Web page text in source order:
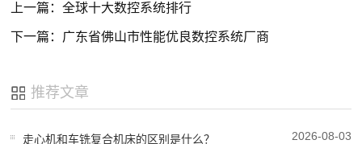
上一篇：全球十大数控系统排行
下一篇：广东省佛山市性能优良数控系统厂商
推荐文章
走心机和车铣复合机床的区别是什么？ 2026-08-03